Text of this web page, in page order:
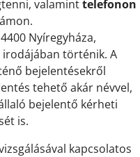
valaminttelefonon
Nyíregyháza,
irodájában történik. A
bejelentésekről
tehető akár névvel,
bejelentő kérheti
is.
kapcsolatos